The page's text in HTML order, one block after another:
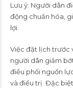
Lưu ý: Người dân
động chuẩn hóa,
lợi.
Việc đặt lịch trước
người dân giảm
điều phối nguồn
và điều trị. Đặc